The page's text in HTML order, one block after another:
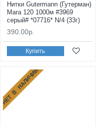
Нитки Gutermann (Гутерман)
Mara 120 1000м #3969
серый# *07716* N/4 (33г)
390.00р.
Купить
НЕТ В НАЛИЧИИ